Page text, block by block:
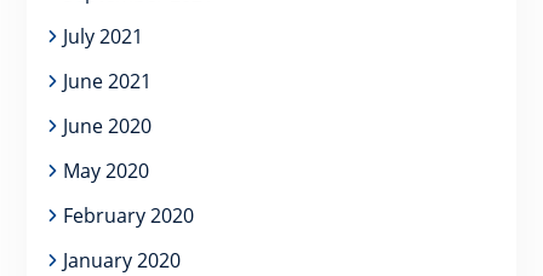
July 2021
June 2021
June 2020
May 2020
February 2020
January 2020